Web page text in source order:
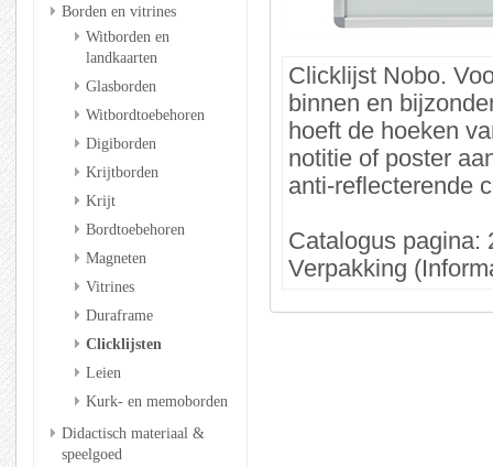
Borden en vitrines
Witborden en
landkaarten
Glasborden
Witbordtoebehoren
Digiborden
Krijtborden
Krijt
Bordtoebehoren
Magneten
Vitrines
Duraframe
Clicklijsten
Leien
Kurk- en memoborden
Didactisch materiaal &
speelgoed
Clicklijst Nobo.
binnen en
hoeft de hoeken
notitie of poster
anti-reflecterende
Catalogus pagina:
Verpakking